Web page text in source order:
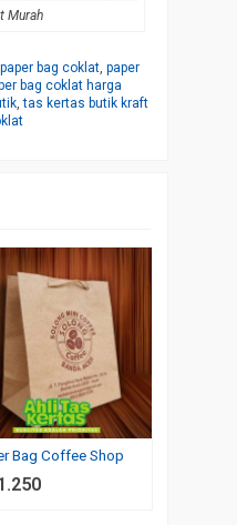
Murah
bag coklat,paper
bag coklat harga
,tas kertas butik kraft
Bag Coffee Shop